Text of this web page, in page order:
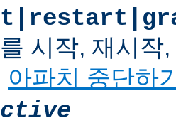
를 시작, 재시작
아파치 중단하